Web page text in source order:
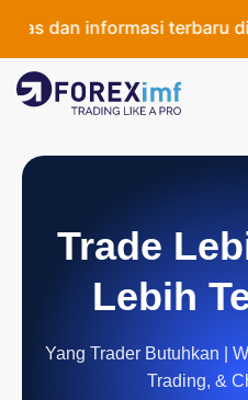
dan informasi terbaru di
Trade
Lebih
Yang Trader Butuhkan |
Trading, &